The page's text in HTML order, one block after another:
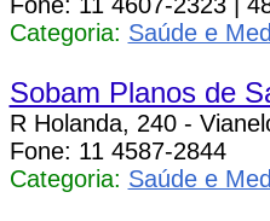
Categoria: Saúde e
Sobam Planos de
R Holanda, 240 -
Fone: 11 4587-2844
Categoria: Saúde e